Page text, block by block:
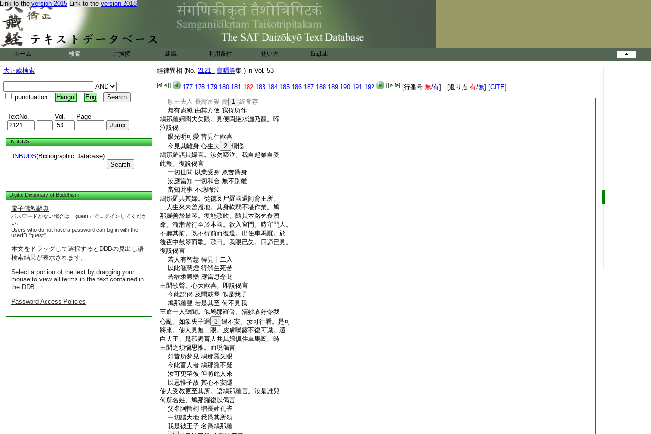
Link to the version 2015 Link to the version 2018
ホーム 検索 ご挨拶 組織 利用条件 使い方 English
大正蔵検索
punctuation Hangul Eng
TextNo. Vol. Page
INBUDS
INBUDS(Bibliographic Database)
Search
Digital Dictionary of Buddhism
電子佛教辭典
パスワードがない場合は「guest」でログインしてくださ
い。
Users who do not have a password can log in with the
userID "guest".
本文をドラッグして選択するとDDBの見出し語
検索結果が表示されます。
Select a portion of the text by dragging your
mouse to view all terms in the text contained in
the DDB. ・
Password Access Policies
經律異相 (No. 2121_ 寶唱等集 ) in Vol. 53
177 178 179 180 181 182 183 184 185 186 187 188 189 190 191 192 [行番号:無/有] [返り点:有/無] [CITE]
空無有實 汝無有力 無有自在
若人見此 則不受苦
思惟諸法悉皆無常。得須陀洹果。又語醜人。
所餘一眼隨汝取之。時彼醜人復更挑之。置
鳩那羅手中。既失肉眼而得慧眼。復説偈言
我於今者 捨此肉眠 慧眼難得
我今已得 王今捨我 我非王子
離苦宮殿 復登自在 法王宮殿
鳩那羅知 7 其取眼是微＊沙落起多。而説偈
願王夫人 長壽富樂 壽
1 終常存
無有盡滅 由其方便 我得所作
鳩那羅婦聞夫失眼。見便悶絶水灑乃醒。啼
泣説偈
眼光明可愛 昔見生歡喜
今見其離身 心生大 2 煩惱
鳩那羅語其婦言。汝勿啼泣。我自起業自受
此報。復説偈言
一切世間 以業受身 衆苦爲身
汝應當知 一切和合 無不別離
當知此事 不應啼泣
鳩那羅共其婦。從徳叉尸羅國還阿育王所。
二人生來未曾履地。其身軟弱不堪作業。鳩
那羅善於鼓琴。復能歌吹。隨其本路乞食濟
命。漸漸遊行至於本國。欲入宮門。時守門人。
不聽其前。既不得前而復還。出住車馬厩。於
後夜中鼓琴而歌。歌曰。我眼已失。四諦已見。
復説偈言
若人有智慧 得見十二入
以此智慧燈 得解生死苦
若欲求勝樂 應當思念此
王聞歌聲。心大歡喜。即説偈言
今此説偈 及聞鼓琴 似是我子
鳩那羅聲 若是其至 何不見我
王命一人聽聞。似鳩那羅聲。清妙哀好令我
心亂。如象失子迴 3 遑不安。汝可往看。是可
將來。使人見無二眼。皮膚曝露不復可識。還
白大王。是孤獨盲人共其婦倶住車馬厩。時
王聞之煩惱思惟。而説偈言
如昔所夢見 鳩那羅失眼
今此盲人者 鳩那羅不疑
汝可更至彼 但將此人來
以思惟子故 其心不安隱
使人受教更至其所。語鳩那羅言。汝是誰兒
何所名姓。鳩那羅復以偈言
父名阿輸柯 増長姓孔雀
一切諸大地 悉爲其所領
我是彼王子 名爲鳩那羅